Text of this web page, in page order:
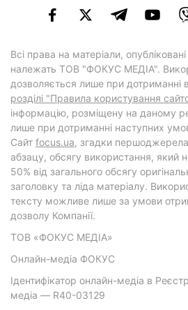
Всі права на матеріали,
належать ТОВ "ФОКУС МЕДІА".
дозволяється лише при дотриманні
розділі "Правила користування
інформацію, розміщену на даному
лише при дотриманні наступних
Cайт focus.ua, згадки
абзацу, обсягу використання,
50% від загального обсягу
заголовку та ліда матеріалу.
тексту можливе лише за умови
дозволу Компанії.
ТОВ «ФОКУС МЕДІА»
Онлайн-медіа ФОКУС
Ідентифікатор онлайн-медіа в
медіа — R40-03129